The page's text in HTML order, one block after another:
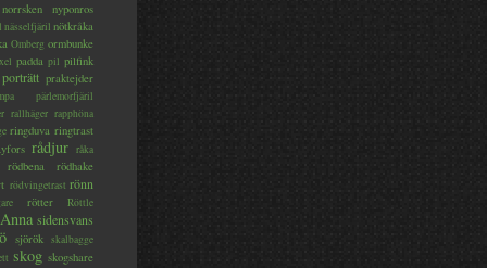
norrsken nyponros
nässelfjäril nötkråka
Omberg ormbunke
padda pil pilfink
porträtt praktejder
pärlemorfjäril
rallhäger rapphöna
ringduva ringtrast
rådjur råka
rödbena
rödhake
rödvingetrast rönn
rötter Röttle
sidensvans
sjörök skalbagge
skog skogshare